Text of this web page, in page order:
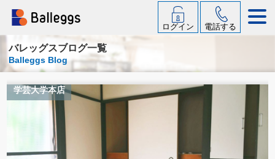
ログイン 電話する
バレッグスブログ一覧
Balleggs Blog
学芸大学本店